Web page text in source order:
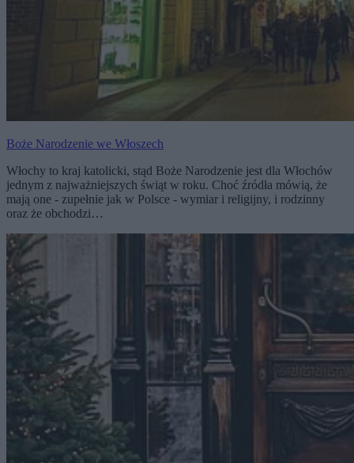
Boże Narodzenie we Włoszech
Włochy to kraj katolicki, stąd Boże Narodzenie jest dla Włochów
jednym z najważniejszych świąt w roku. Choć źródła mówią, że
mają one - zupełnie jak w Polsce - wymiar i religijny, i rodzinny
oraz że obchodzi…